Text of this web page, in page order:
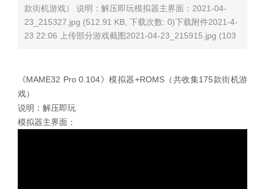
款街机游戏） 说明：解压即玩模拟器主界面：2021-04-
23_215327.jpg (512.91 KB, 下载次数: 0)下载附件2021-4-
23 22:06 上传部分游戏截图2021-04-23_215915.jpg (103
《MAME32 Pro 0.104》模拟器+ROMS（共收集175款街机游
戏）
说明：解压即玩
模拟器主界面：